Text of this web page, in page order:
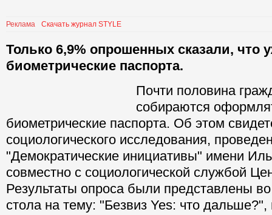
Реклама Скачать журнал STYLE
Только 6,9% опрошенных сказали, что
биометрические паспорта.
Почти половина
собираются
биометрические паспорта. Об этом
социологического исследования,
"Демократические инициативы" имени
совместно с социологической службой
Результаты опроса были представлены
стола на тему: "Безвиз Yes: что